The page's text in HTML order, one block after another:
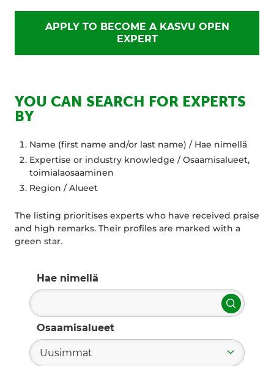
APPLY TO BECOME A KASVU OPEN
EXPERT
YOU CAN SEARCH FOR EXPERTS
BY
Name (first name and/or last name) / Hae nimellä
Expertise or industry knowledge / Osaamisalueet,
toimialaosaaminen
Region / Alueet
The listing prioritises experts who have received praise
and high remarks. Their profiles are marked with a
green star.
Hae nimellä
Hae
Osaamisalueet
Uusimmat